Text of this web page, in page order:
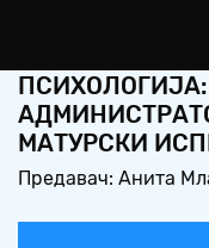
МАТУРСКИ
Предавач: Анита